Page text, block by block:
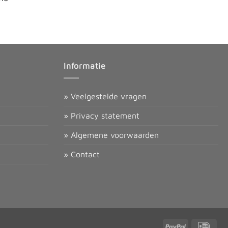
Informatie
» Veelgestelde vragen
» Privacy statement
» Algemene voorwaarden
» Contact
PayPal